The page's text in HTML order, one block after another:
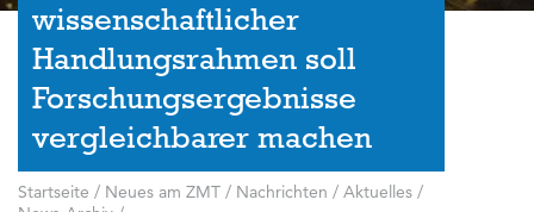
wissenschaftlicher
Handlungsrahmen soll
Forschungsergebnisse
vergleichbarer machen
Startseite / Neues am ZMT / Nachrichten / Aktuelles /